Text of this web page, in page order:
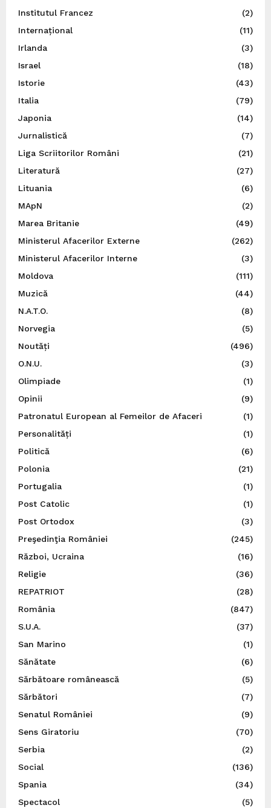
Institutul Francez
(2)
Internațional
(11)
Irlanda
(3)
Israel
(18)
Istorie
(43)
Italia
(79)
Japonia
(14)
Jurnalistică
(7)
Liga Scriitorilor Români
(21)
Literatură
(27)
Lituania
(6)
MApN
(2)
Marea Britanie
(49)
Ministerul Afacerilor Externe
(262)
Ministerul Afacerilor Interne
(3)
Moldova
(111)
Muzică
(44)
N.A.T.O.
(8)
Norvegia
(5)
Noutăți
(496)
O.N.U.
(3)
Olimpiade
(1)
Opinii
(9)
Patronatul European al Femeilor de Afaceri
(1)
Personalități
(1)
Politică
(6)
Polonia
(21)
Portugalia
(1)
Post Catolic
(1)
Post Ortodox
(3)
Preşedinţia României
(245)
Război, Ucraina
(16)
Religie
(36)
REPATRIOT
(28)
România
(847)
S.U.A.
(37)
San Marino
(1)
Sănătate
(6)
Sărbătoare românească
(5)
Sărbători
(7)
Senatul României
(9)
Sens Giratoriu
(70)
Serbia
(2)
Social
(136)
Spania
(34)
Spectacol
(5)